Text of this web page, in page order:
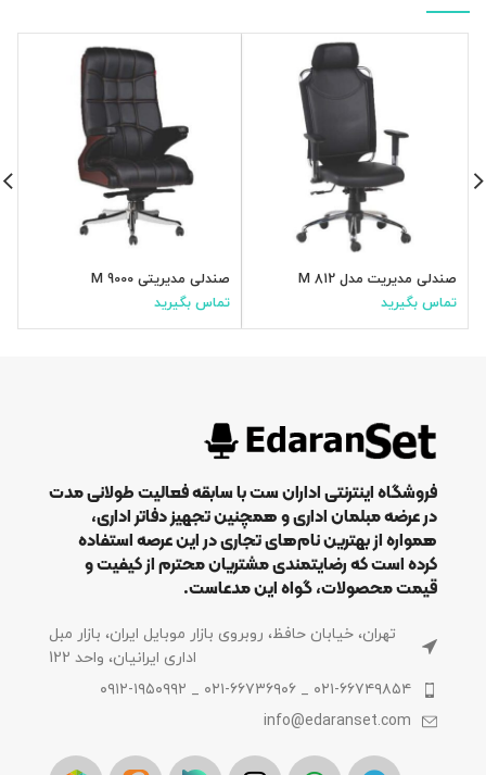
صندلی مدیریت مدل M 812
تماس بگیرید
صندلی مدیریتی M 9000
تماس بگیرید
فروشگاه اینترنتی اداران ست با سابقه فعالیت طولانی مدت
در عرضه مبلمان اداری و همچنین تجهیز دفاتر اداری،
همواره از بهترین نام‌های تجاری در این عرصه استفاده
کرده است که رضایتمندی مشتریان محترم از کیفیت و
قیمت محصولات، گواه این مدعاست.
تهران، خیابان حافظ، روبروی بازار موبایل ایران، بازار مبل
اداری ایرانیان، واحد 122
۰۲۱-۶۶۷۴۹۸۵۴ _ ۰۲۱-۶۶۷۳۶۹۰۶ _ ۰۹۱۲-۱۹۵۰۹۹۲
info@edaranset.com